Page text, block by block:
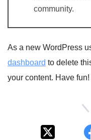
community.
As a new WordPress
dashboard to delete
your content. Have fun!